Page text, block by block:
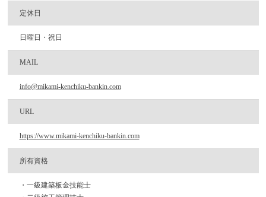
定休日
日曜日・祝日
MAIL
info@mikami-kenchiku-bankin.com
URL
https://www.mikami-kenchiku-bankin.com​
所有資格
・一級建築板金技能士